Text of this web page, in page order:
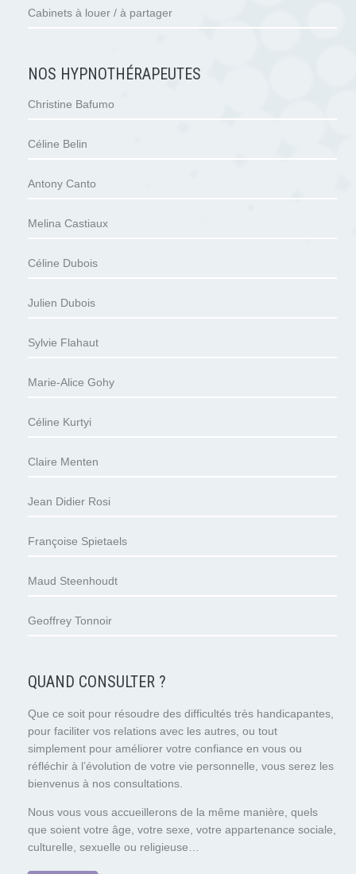
Cabinets à louer / à partager
NOS HYPNOTHÉRAPEUTES
Christine Bafumo
Céline Belin
Antony Canto
Melina Castiaux
Céline Dubois
Julien Dubois
Sylvie Flahaut
Marie-Alice Gohy
Céline Kurtyi
Claire Menten
Jean Didier Rosi
Françoise Spietaels
Maud Steenhoudt
Geoffrey Tonnoir
QUAND CONSULTER ?
Que ce soit pour résoudre des difficultés très handicapantes,
pour faciliter vos relations avec les autres, ou tout
simplement pour améliorer votre confiance en vous ou
réfléchir à l’évolution de votre vie personnelle, vous serez les
bienvenus à nos consultations.
Nous vous vous accueillerons de la même manière, quels
que soient votre âge, votre sexe, votre appartenance sociale,
culturelle, sexuelle ou religieuse…